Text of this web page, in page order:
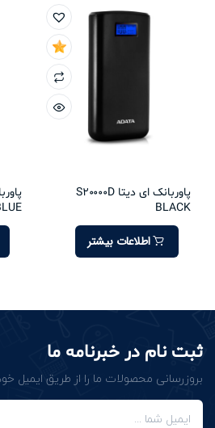
پاوربانک ای دیتا S20000D
BLACK
اطلاعات بیشتر
ثبت نام در خبرنامه ما
بروزرسانی محصولات ما را از طریق ایمیل